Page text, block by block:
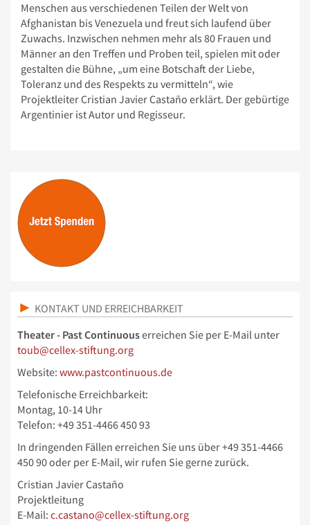
Menschen aus verschiedenen Teilen der Welt von
Afghanistan bis Venezuela und freut sich laufend über
Zuwachs. Inzwischen nehmen mehr als 80 Frauen und
Männer an den Treffen und Proben teil, spielen mit oder
gestalten die Bühne, „um eine Botschaft der Liebe,
Toleranz und des Respekts zu vermitteln“, wie
Projektleiter Cristian Javier Castaño erklärt. Der gebürtige
Argentinier ist Autor und Regisseur.
KONTAKT UND ERREICHBARKEIT
Theater - Past Continuouserreichen Sie per E-Mail unter
toub@cellex-stiftung.org
Website: www.pastcontinuous.de
Telefonische Erreichbarkeit:
Montag, 10-14 Uhr
Telefon: +49 351-4466 450 93
In dringenden Fällen erreichen Sie uns über+49 351-4466
450 90 oder per E-Mail, wir rufen Sie gerne zurück.
Cristian Javier Castaño
Projektleitung
E-Mail: c.castano@cellex-stiftung.org